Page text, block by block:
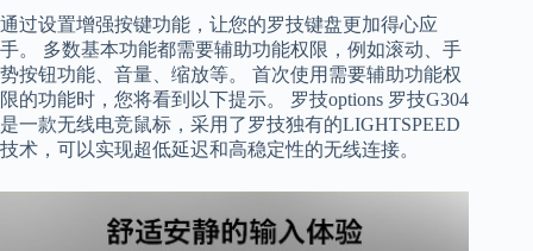
通过设置增强按键功能，让您的罗技键盘更加得心应
手。 多数基本功能都需要辅助功能权限，例如滚动、手
势按钮功能、音量、缩放等。 首次使用需要辅助功能权
限的功能时，您将看到以下提示。 罗技options 罗技G304
是一款无线电竞鼠标，采用了罗技独有的LIGHTSPEED
技术，可以实现超低延迟和高稳定性的无线连接。